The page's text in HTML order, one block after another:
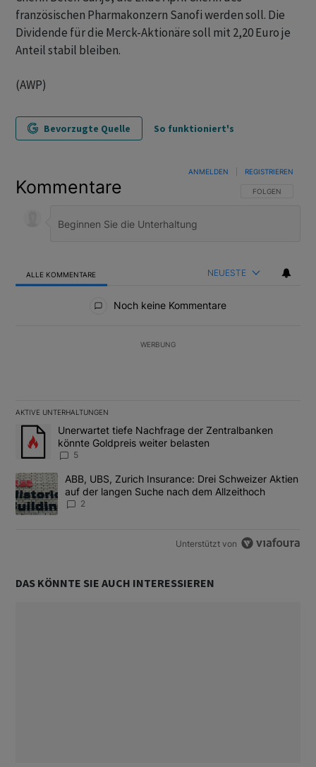
französischen Pharmakonzern Sanofi werden soll. Die
Dividende für die Merck-Aktionäre soll mit 2,20 Euro je
Anteil stabil bleiben.
(AWP)
Bevorzugte Quelle So funktioniert's
Kommentare FOLGE DIESER
FOLGEN
ANMELDEN REGISTRIEREN
ALLE KOMMENTARE NEUESTE
Noch keine Kommentare
WERBUNG
AKTIVE UNTERHALTUNGEN
Das Folgende ist eine Liste der am meisten kommentierten
Ein Trendartikel mit dem Titel "Unerwartet tiefe Nachfrage der
Unerwartet tiefe Nachfrage der Zentralbanken
könnte Goldpreis weiter belasten
5
Ein Trendartikel mit dem Titel "ABB, UBS, Zurich Insurance:
ABB, UBS, Zurich Insurance: Drei Schweizer Aktien
auf der langen Suche nach dem Allzeithoch
2
Unterstützt von
DAS KÖNNTE SIE AUCH INTERESSIEREN